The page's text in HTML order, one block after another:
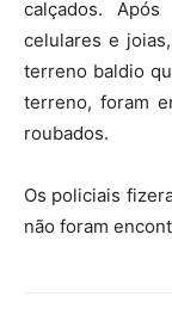
calçados.
celulares e
terreno baldio
terreno, foram
roubados.
Os policiais
não foram